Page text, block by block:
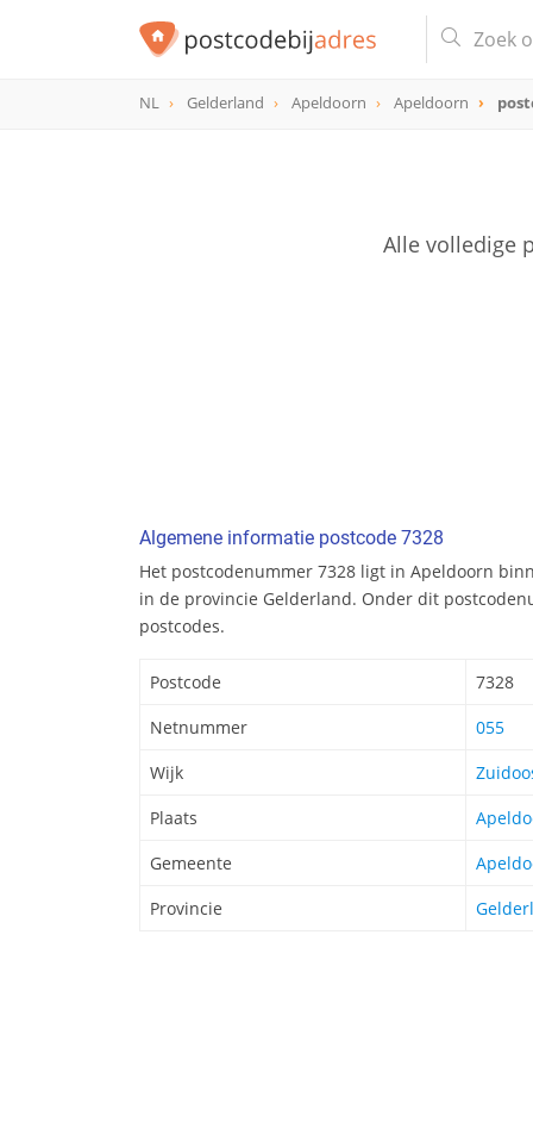
7328
NL Gelderland Apeldoorn Apeldoorn
Alle volledige
Algemene informatie postcode 7328
Het postcodenummer 7328 ligt in Apeldoorn
in de provincie Gelderland. Onder dit
postcodes.
Postcode
7328
Netnummer
055
Wijk
Plaats
Gemeente
Provincie